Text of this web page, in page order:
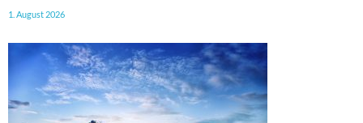
1. August 2026